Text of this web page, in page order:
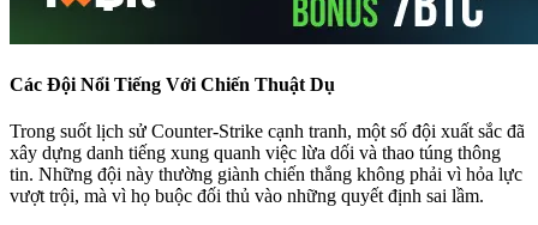
Các Đội Nổi Tiếng Với Chiến Thuật Dụ
Trong suốt lịch sử Counter-Strike cạnh tranh, một số đội xuất sắc đã
xây dựng danh tiếng xung quanh việc lừa dối và thao túng thông
tin. Những đội này thường giành chiến thắng không phải vì hỏa lực
vượt trội, mà vì họ buộc đối thủ vào những quyết định sai lầm.